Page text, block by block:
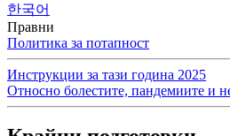
한국어
Правни
Политика за потапност
Инструкции за тази година 2025
Относно болестите, пандемиите и